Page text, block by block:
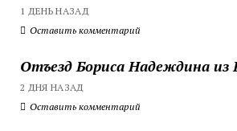
1 ДЕНЬ НАЗАД
Оставить комментарий
Отъезд Бориса Надеждина из
2 ДНЯ НАЗАД
Оставить комментарий